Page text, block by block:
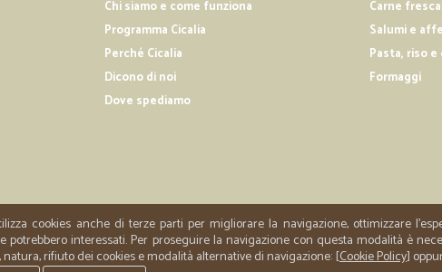
Chi siamo e come funziona
Programma Cicalia
Perché Cicalia
Dicono di noi
Dove spediamo
Carne
Salumi e
Pasta, riso
Formaggi
cookies anche di terze parti per migliorare la navigazione, ottimizzare
potrebbero interessati. Per proseguire la navigazione con questa modalità è
rifiuto dei cookies e modalità alternative di navigazione: [Cookie Policy]